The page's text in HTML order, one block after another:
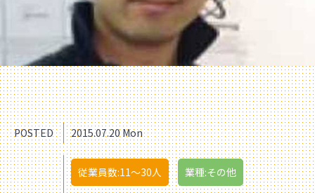
POSTED 2015.07.20 Mon
従業員数:11〜30人 業種:その他